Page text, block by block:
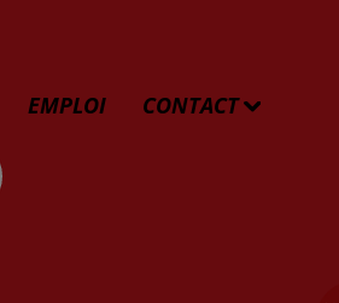
EMPLOI CONTACT